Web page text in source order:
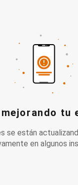
tu
se están
en algunos